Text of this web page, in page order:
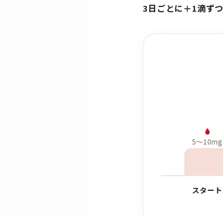
3日ごとに＋1滴ずつ
5〜10mg
スタート